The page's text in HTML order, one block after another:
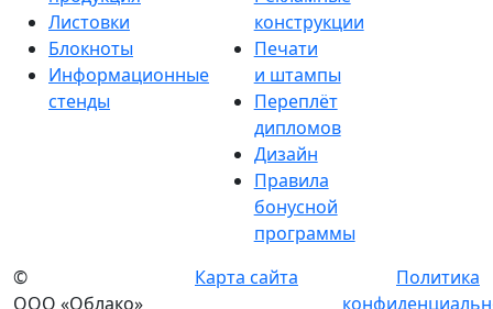
Листовки
Блокноты
Информационные
стенды
конструкции
Печати
и штампы
Переплёт
дипломов
Дизайн
Правила
бонусной
программы
©
ООО «Облако»
Карта сайта
Политика